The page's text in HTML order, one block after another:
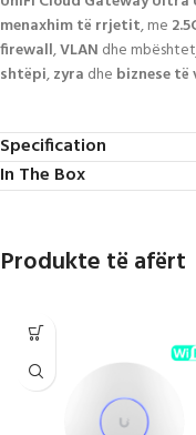
menaxhim të rrjetit, me
firewall,VLAN dhe
shtëpi,zyra dhe biznese të
Specification
In The Box
Produkte të afërt